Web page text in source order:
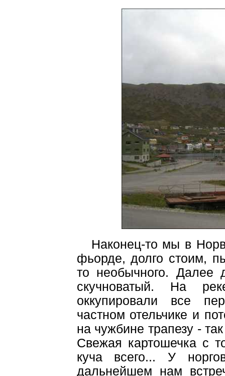
Наконец-то мы в
фьорде, долго стоим,
то необычного. Далее
скучноватый. На
оккупировали все
частном отельчике и
на чужбине трапезу -
Свежая картошечка с
куча всего... У
дальнейшем нам